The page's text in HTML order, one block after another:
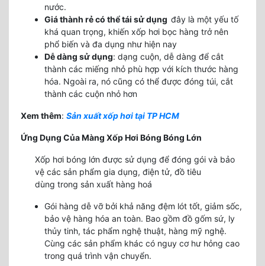
nước.
Giá thành rẻ có thể tái sử dụng đây là một yếu tố
khá quan trọng, khiến xốp hơi bọc hàng trở nên
phổ biến và đa dụng như hiện nay
Dễ dàng sử dụng: dạng cuộn, dễ dàng để cắt
thành các miếng nhỏ phù hợp với kích thước hàng
hóa. Ngoài ra, nó cũng có thể được đóng túi, cắt
thành các cuộn nhỏ hơn
Xem thêm: Sản xuất xốp hơi tại TP HCM
Ứng Dụng Của Màng Xốp Hơi Bóng Bóng Lớn
Xốp hơi bóng lớn được sử dụng để đóng gói và bảo
vệ các sản phẩm gia dụng, điện tử, đồ tiêu
dùng trong sản xuất hàng hoá
Gói hàng dễ vỡ bởi khả năng đệm lót tốt, giảm sốc,
bảo vệ hàng hóa an toàn. Bao gồm đồ gốm sứ, ly
thủy tinh, tác phẩm nghệ thuật, hàng mỹ nghệ.
Cùng các sản phẩm khác có nguy cơ hư hỏng cao
trong quá trình vận chuyển.